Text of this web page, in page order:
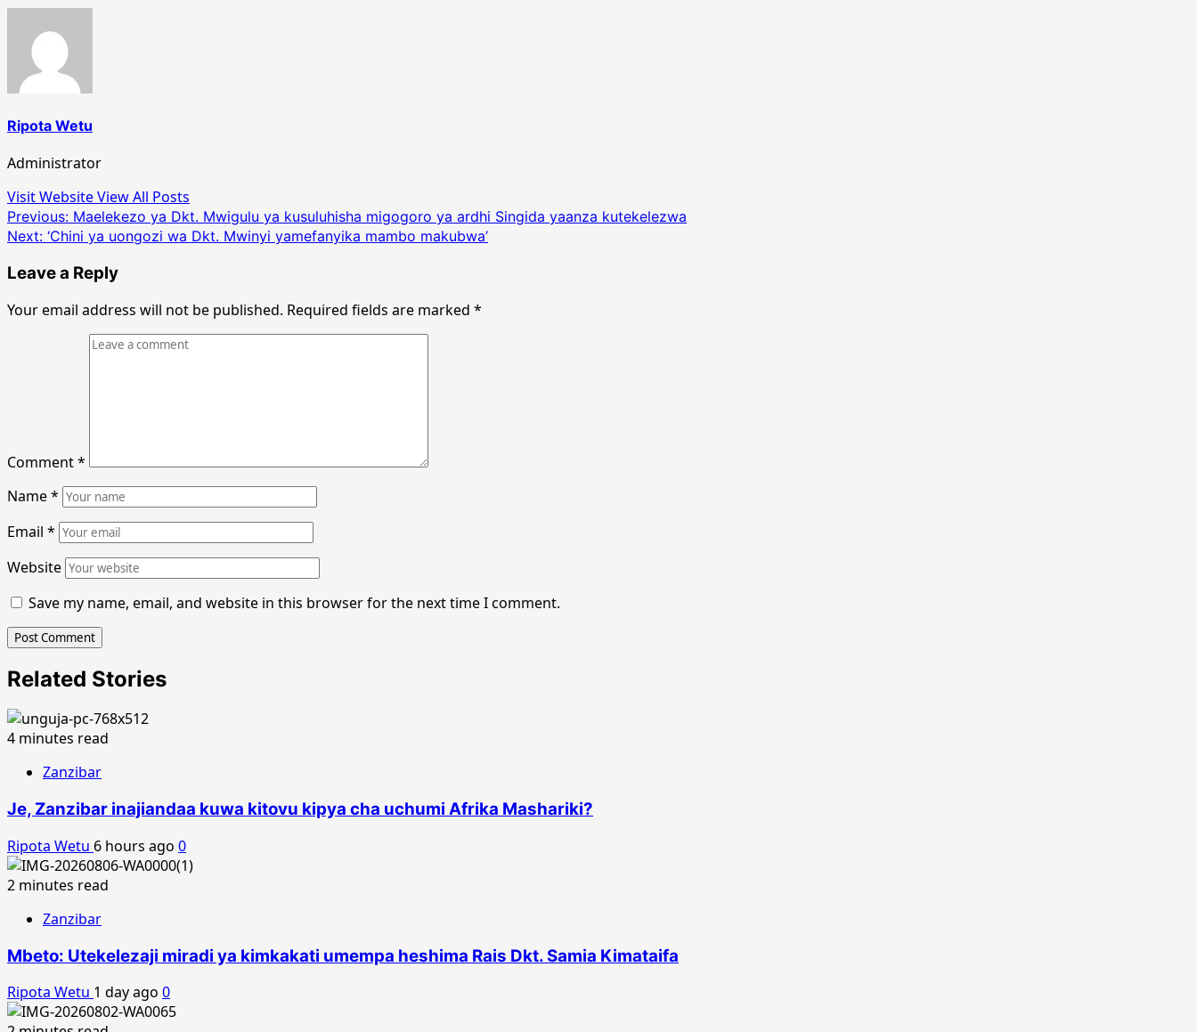
Ripota Wetu
Administrator
Visit WebsiteView All Posts
Post
navigation
Previous: Maelekezo ya Dkt. Mwigulu ya kusuluhisha migogoro ya ardhi Singida yaanza kutekelezwa
Next: ‘Chini ya uongozi wa Dkt. Mwinyi yamefanyika mambo makubwa’
Leave a Reply
Your email address will not be published. Required fields are marked *
Comment*
Name*
Email *
Website
Save my name, email, and website in this browser for the next time I comment.
Related Stories
4 minutes read
Zanzibar
Je, Zanzibar inajiandaa kuwa kitovu kipya cha uchumi Afrika Mashariki?
Ripota Wetu 6 hours ago 0
2 minutes read
Zanzibar
Mbeto: Utekelezaji miradi ya kimkakati umempa heshima Rais Dkt. Samia Kimataifa
Ripota Wetu 1 day ago 0